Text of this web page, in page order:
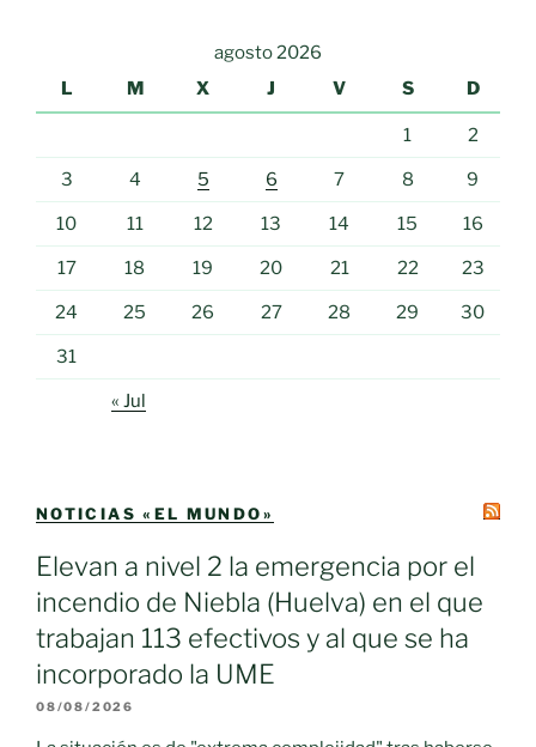
agosto 2026
L
M X J V S D
1 2
3 4 5 6 7 8 9
10 11 12 13 14 15 16
17 18 19 20 21 22 23
24 25 26 27 28 29 30
31
« Jul
NOTICIAS «EL MUNDO»
Elevan a nivel 2 la emergencia por el
incendio de Niebla (Huelva) en el que
trabajan 113 efectivos y al que se ha
incorporado la UME
08/08/2026